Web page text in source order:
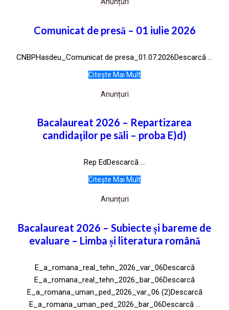
Comunicat de presă – 01 iulie 2026
CNBPHasdeu_Comunicat de presa_01.07.2026Descarcă ...
Citește Mai Mult
Anunțuri
Bacalaureat 2026 – Repartizarea
candidaţilor pe săli – proba E)d)
Rep EdDescarcă ...
Citește Mai Mult
Anunțuri
Bacalaureat 2026 – Subiecte și bareme de
evaluare – Limba și literatura română
E_a_romana_real_tehn_2026_var_06Descarcă
E_a_romana_real_tehn_2026_bar_06Descarcă
E_a_romana_uman_ped_2026_var_06 (2)Descarcă
E_a_romana_uman_ped_2026_bar_06Descarcă ...